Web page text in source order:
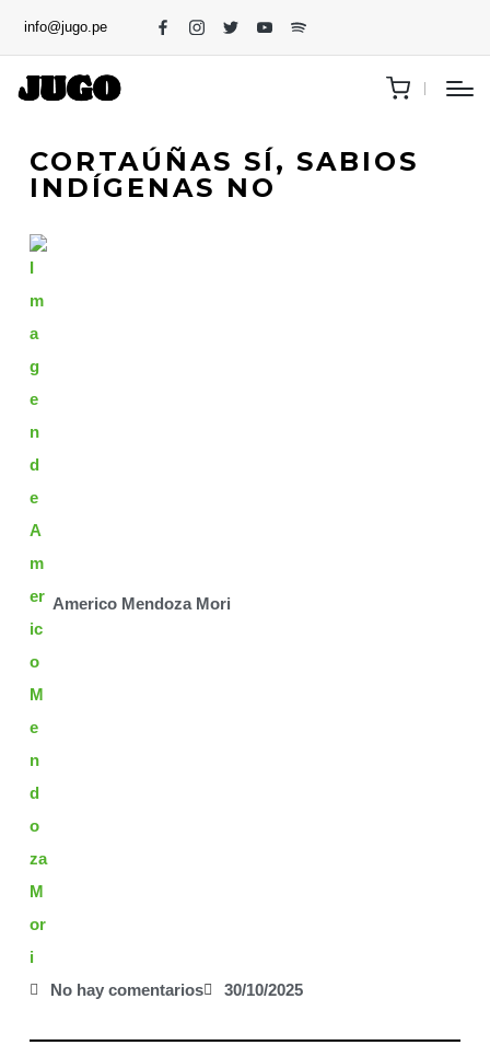
info@jugo.pe
CORTAÚÑAS SÍ, SABIOS
INDÍGENAS NO
Americo Mendoza Mori
No hay comentarios 30/10/2025